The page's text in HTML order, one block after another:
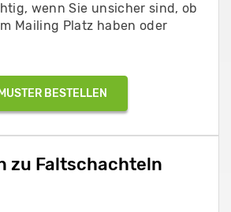
wenn Sie unsicher sind, ob
Mailing Platz haben oder
BESTELLEN
zu Faltschachteln